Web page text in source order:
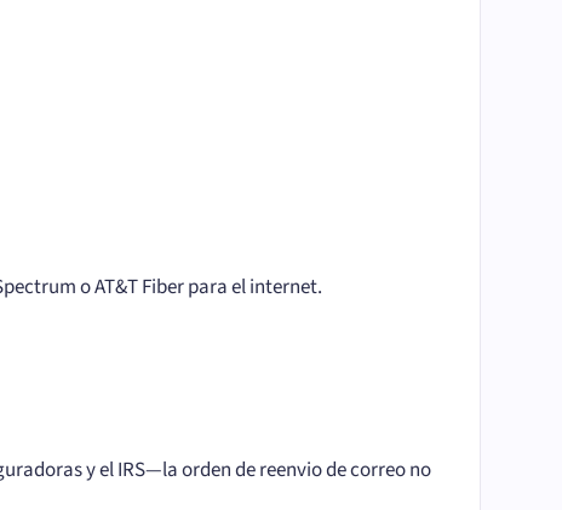
o AT&T Fiber para el internet.
y el IRS—la orden de reenvio de correo no